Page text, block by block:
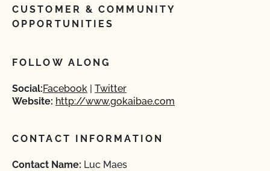
CUSTOMER & COMMUNITY
OPPORTUNITIES
FOLLOW ALONG
Social:Facebook
Twitter
Website: http://www.gokaibae.com
CONTACT INFORMATION
Contact Name: Luc Maes